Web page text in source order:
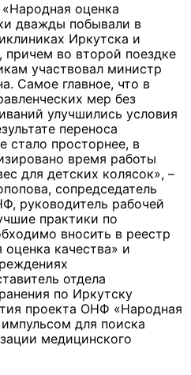
оценка
дважды побывали в
Иркутска и
причем во второй поездке
участвовал министр
Самое главное, что в
мер без
улучшились условия
переноса
стало просторнее, в
время работы
для детских колясок», –
сопредседатель
руководитель рабочей
практики по
вносить в реестр
качества» и
отдела
по Иркутску
проекта ОНФ «Народная
для поиска
медицинского